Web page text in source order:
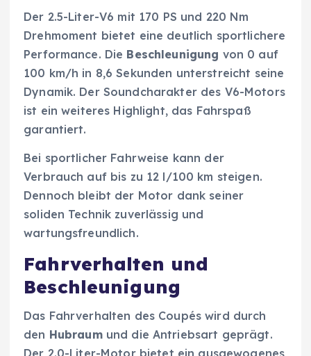
Der 2.5-Liter-V6 mit 170 PS und 220 Nm
Drehmoment bietet eine deutlich sportlichere
Performance. Die Beschleunigung von 0 auf
100 km/h in 8,6 Sekunden unterstreicht seine
Dynamik. Der Soundcharakter des V6-Motors
ist ein weiteres Highlight, das Fahrspaß
garantiert.
Bei sportlicher Fahrweise kann der
Verbrauch auf bis zu 12 l/100 km steigen.
Dennoch bleibt der Motor dank seiner
soliden Technik zuverlässig und
wartungsfreundlich.
Fahrverhalten und
Beschleunigung
Das Fahrverhalten des Coupés wird durch
den Hubraumund die Antriebsart geprägt.